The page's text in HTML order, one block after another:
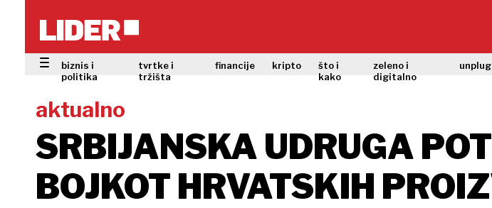
biznis i
politika
tvrtke i
tržišta
financije kripto
što i
kako
zeleno i
digitalno
aktualno
SRBIJANSKA UDRUGA
BOJKOT HRVATSKIH